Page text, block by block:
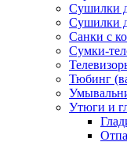
Сушилки
Сушилки
Санки с
Сумки-
Тюбинг
Утюги и